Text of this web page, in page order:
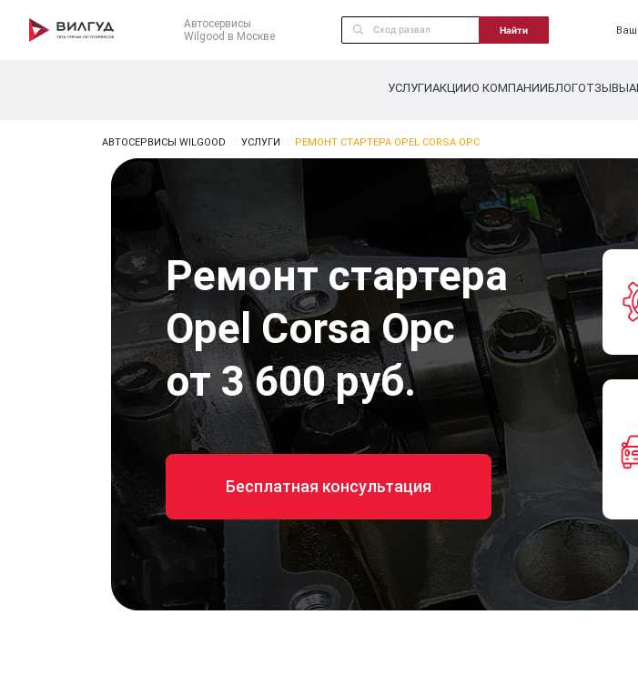
Автосервисы
Wilgood в Москве
Найти Ваш
УСЛУГИАКЦИИО КОМПАНИИБЛОГОТЗЫВЫ
АВТОСЕРВИСЫ WILGOOD УСЛУГИ РЕМОНТ СТАРТЕРА OPEL CORSA OPC
Ремонт стартера
Opel Corsa Opc
от 3 600 руб.
Бесплатная консультация